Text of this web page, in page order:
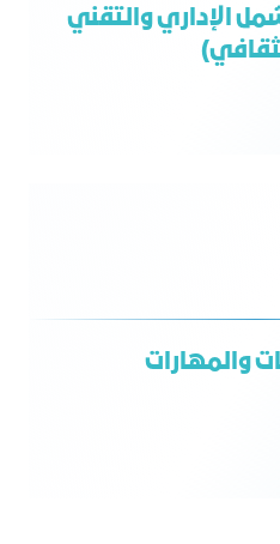
الإداري والتقني
والمهارات